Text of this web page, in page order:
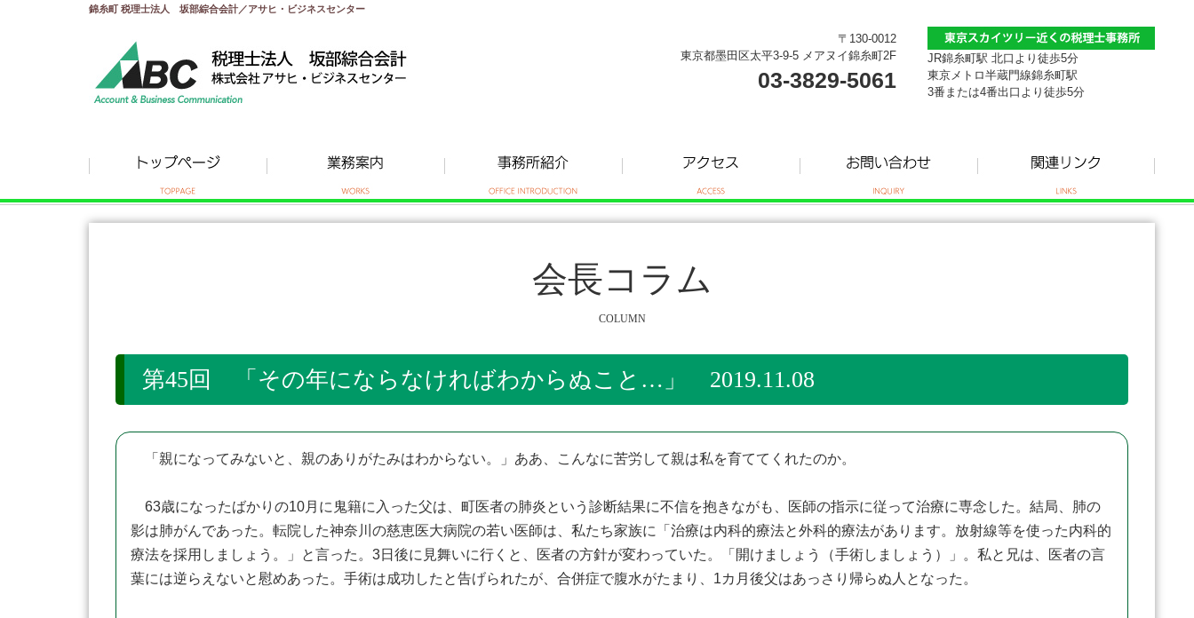
錦糸町 税理士法人 坂部綜合会計／アサヒ・ビジネスセンター
〒130-0012
東京都墨田区太平3-9-5 メアヌイ錦糸町2F
03-3829-5061
JR錦糸町駅 北口より徒歩5分
東京メトロ半蔵門線錦糸町駅
3番または4番出口より徒歩5分
会長コラム
COLUMN
第45回 「その年にならなければわからぬこと…」 2019.11.08
「親になってみないと、親のありがたみはわからない。」ああ、こんなに苦労して親は私を育ててくれたのか。
63歳になったばかりの10月に鬼籍に入った父は、町医者の肺炎という診断結果に不信を抱きながも、医師の指示に従って治療に専念した。結局、肺の
影は肺がんであった。転院した神奈川の慈恵医大病院の若い医師は、私たち家族に「治療は内科的療法と外科的療法があります。放射線等を使った内科的
療法を採用しましょう。」と言った。3日後に見舞いに行くと、医者の方針が変わっていた。「開けましょう（手術しましょう）」。私と兄は、医者の言
葉には逆らえないと慰めあった。手術は成功したと告げられたが、合併症で腹水がたまり、1カ月後父はあっさり帰らぬ人となった。